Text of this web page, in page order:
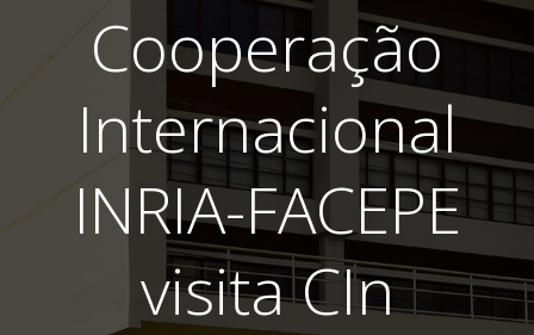
Cooperação
Internacional
INRIA-FACEPE
visita CIn